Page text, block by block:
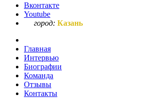
Вконтакте
Youtube
город: Казань
Главная
Интервью
Биографии
Команда
Отзывы
Контакты